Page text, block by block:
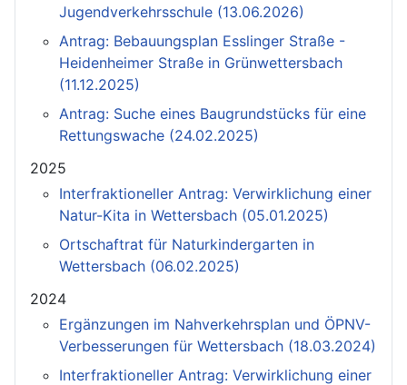
Jugendverkehrsschule (13.06.2026)
Antrag: Bebauungsplan Esslinger Straße -
Heidenheimer Straße in Grünwettersbach
(11.12.2025)
Antrag: Suche eines Baugrundstücks für eine
Rettungswache (24.02.2025)
2025
Interfraktioneller Antrag: Verwirklichung einer
Natur-Kita in Wettersbach (05.01.2025)
Ortschaftrat für Naturkindergarten in
Wettersbach (06.02.2025)
2024
Ergänzungen im Nahverkehrsplan und ÖPNV-
Verbesserungen für Wettersbach (18.03.2024)
Interfraktioneller Antrag: Verwirklichung einer